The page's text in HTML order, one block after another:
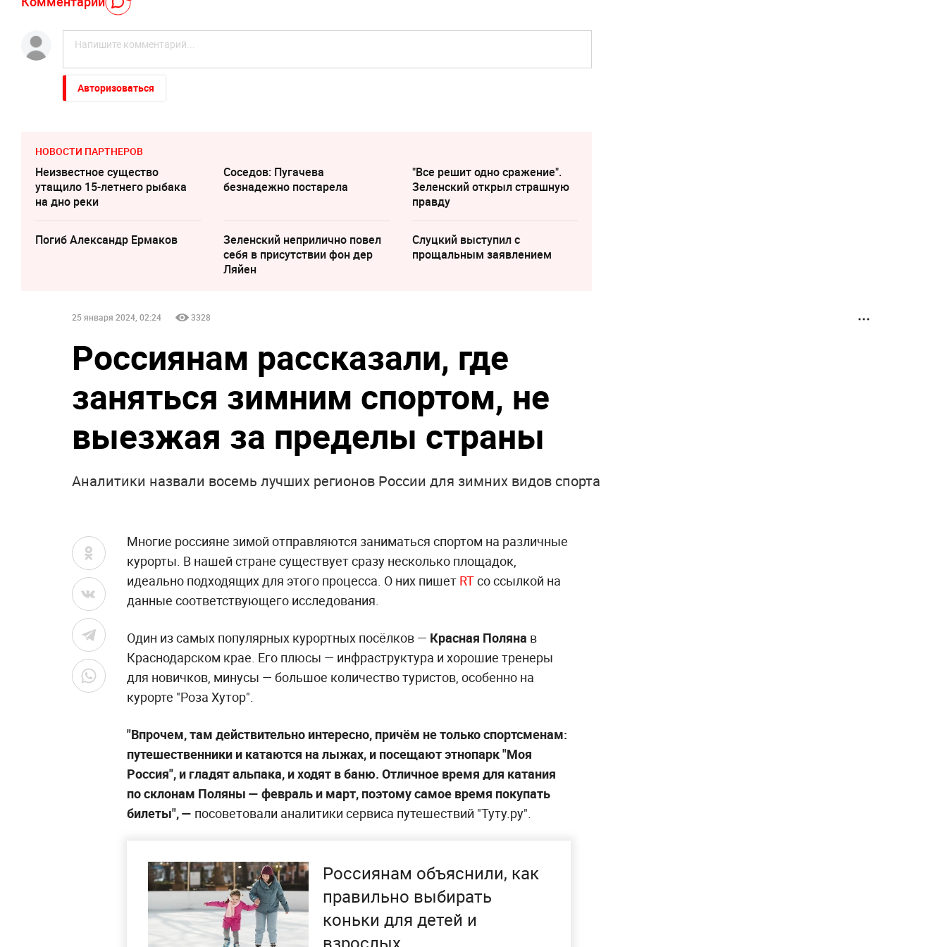
Авторизоваться
НОВОСТИ ПАРТНЕРОВ
Неизвестное существо
утащило 15-летнего рыбака
на дно реки
Соседов: Пугачева
безнадежно постарела
"Все решит одно сражение".
Зеленский открыл страшную
правду
Погиб Александр Ермаков
Зеленский неприлично повел
cебя в присутствии фон дер
Ляйен
Слуцкий выступил с
прощальным заявлением
25 января 2024, 02:24 3328
Россиянам рассказали, где
заняться зимним спортом, не
выезжая за пределы страны
Аналитики назвали восемь лучших регионов России для зимних видов спорта
Многие россияне зимой отправляются заниматься спортом на различные
курорты. В нашей стране существует сразу несколько площадок,
идеально подходящих для этого процесса. О них пишет RTсо ссылкой на
данные соответствующего исследования.
Один из самых популярных курортных посёлков — Красная Поляна в
Краснодарском крае. Его плюсы — инфраструктура и хорошие тренеры
для новичков, минусы — большое количество туристов, особенно на
курорте "Роза Хутор".
"Впрочем, там действительно интересно, причём не только спортсменам:
путешественники и катаются на лыжах, и посещают этнопарк "Моя
Россия", и гладят альпака, и ходят в баню. Отличное время для катания
по склонам Поляны — февраль и март, поэтому самое время покупать
билеты", — посоветовали аналитики сервиса путешествий "Туту.ру".
Россиянам объяснили, как
правильно выбирать
коньки для детей и